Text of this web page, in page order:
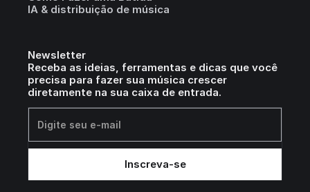
IA & distribuição de música
Newsletter
Receba as ideias, ferramentas e dicas que você
precisa para fazer sua música crescer
diretamente na sua caixa de entrada.